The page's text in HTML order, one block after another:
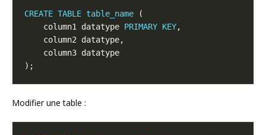
CREATE TABLE table_name
    column1 datatype
PRIMARY KEY
Modifier une table :